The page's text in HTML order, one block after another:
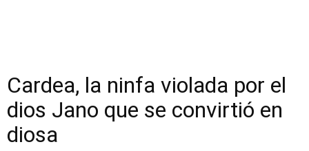
Cardea, la ninfa violada por el
dios Jano que se convirtió en
diosa